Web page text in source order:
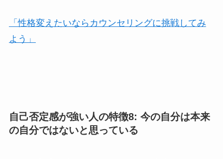
「性格変えたいならカウンセリングに挑戦してみ
よう」
自己否定感が強い人の特徴8: 今の自分は本来
の自分ではないと思っている